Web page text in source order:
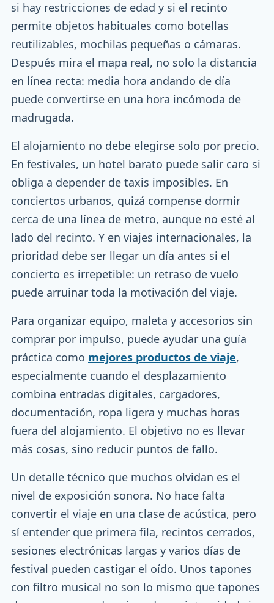
si hay restricciones de edad y si el recinto
permite objetos habituales como botellas
reutilizables, mochilas pequeñas o cámaras.
Después mira el mapa real, no solo la distancia
en línea recta: media hora andando de día
puede convertirse en una hora incómoda de
madrugada.
El alojamiento no debe elegirse solo por precio.
En festivales, un hotel barato puede salir caro si
obliga a depender de taxis imposibles. En
conciertos urbanos, quizá compense dormir
cerca de una línea de metro, aunque no esté al
lado del recinto. Y en viajes internacionales, la
prioridad debe ser llegar un día antes si el
concierto es irrepetible: un retraso de vuelo
puede arruinar toda la motivación del viaje.
Para organizar equipo, maleta y accesorios sin
comprar por impulso, puede ayudar una guía
práctica como mejores productos de viaje,
especialmente cuando el desplazamiento
combina entradas digitales, cargadores,
documentación, ropa ligera y muchas horas
fuera del alojamiento. El objetivo no es llevar
más cosas, sino reducir puntos de fallo.
Un detalle técnico que muchos olvidan es el
nivel de exposición sonora. No hace falta
convertir el viaje en una clase de acústica, pero
sí entender que primera fila, recintos cerrados,
sesiones electrónicas largas y varios días de
festival pueden castigar el oído. Unos tapones
con filtro musical no son lo mismo que tapones